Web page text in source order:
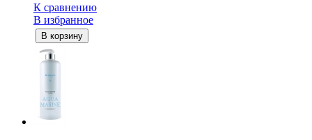
К сравнению
В избранное
В корзину